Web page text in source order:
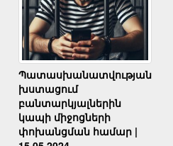
Պատասխանատվության
խստացում
բանտարկյալներին
կապի միջոցների
փոխանցման համար |